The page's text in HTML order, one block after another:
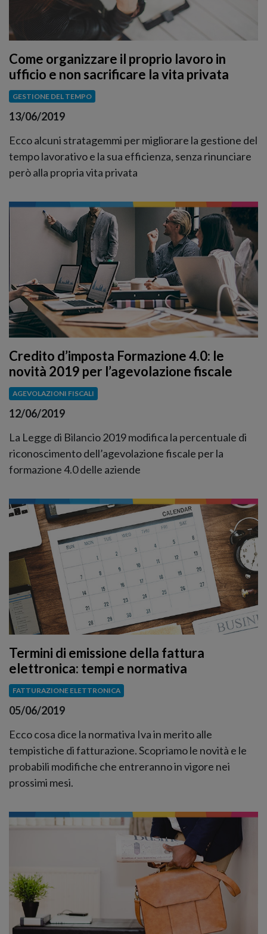
Come organizzare il proprio lavoro in
ufficio e non sacrificare la vita privata
GESTIONE DEL TEMPO
13/06/2019
Ecco alcuni stratagemmi per migliorare la gestione del
tempo lavorativo e la sua efficienza, senza rinunciare
però alla propria vita privata
Credito d’imposta Formazione 4.0: le
novità 2019 per l’agevolazione fiscale
AGEVOLAZIONI FISCALI
12/06/2019
La Legge di Bilancio 2019 modifica la percentuale di
riconoscimento dell’agevolazione fiscale per la
formazione 4.0 delle aziende
Termini di emissione della fattura
elettronica: tempi e normativa
FATTURAZIONE ELETTRONICA
05/06/2019
Ecco cosa dice la normativa Iva in merito alle
tempistiche di fatturazione. Scopriamo le novità e le
probabili modifiche che entreranno in vigore nei
prossimi mesi.